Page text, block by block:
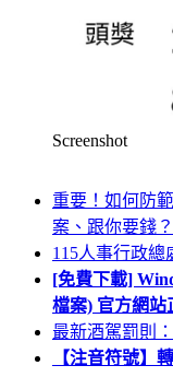
Screenshot
重要！如何防
案、跟你要錢？
115人事行政總
[免費下載]
檔案) 官方網站
最新酒駕罰則
【注音符號】